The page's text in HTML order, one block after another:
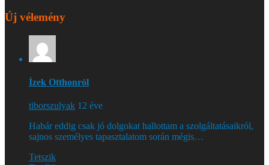
Új vélemény
Ízek Otthonról
tiborszulyak 12 éve
Habár eddig csak jó dolgokat hallottam a szolgáltatásaikról,
sajnos személyes tapasztalatom során mégis…
Tetszik